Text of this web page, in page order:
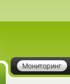
Мониторинг